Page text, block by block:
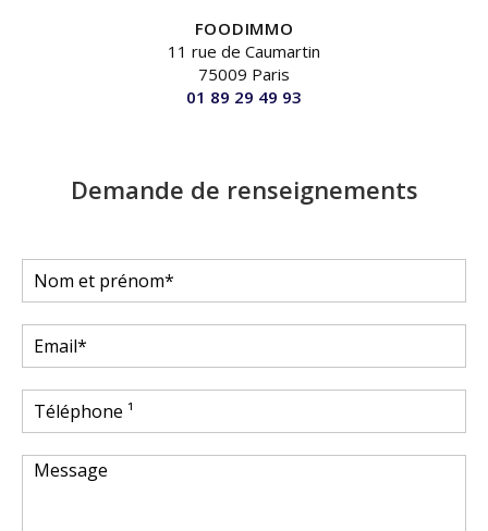
FOODIMMO
11 rue de Caumartin
75009 Paris
01 89 29 49 93
Demande de renseignements